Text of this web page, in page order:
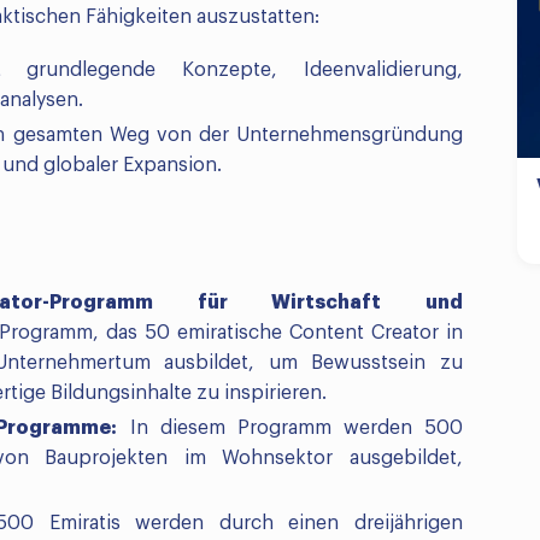
Fähigkeiten auszustatten:
Konzepte, Ideenvalidierung,
Weg von der Unternehmensgründung
globaler Expansion.
Programm für Wirtschaft und
das 50 emiratische Content Creator in
ausbildet, um Bewusstsein zu
Bildungsinhalte zu inspirieren.
In diesem Programm werden 500
Bauprojekten im Wohnsektor ausgebildet,
Emiratis werden durch einen dreijährigen